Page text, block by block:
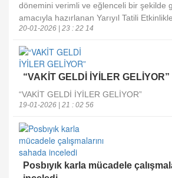
dönemini verimli ve eğlenceli bir şekilde
amacıyla hazırlanan Yarıyıl Tatili
20-01-2026 | 23 : 22 14
“VAKİT GELDİ İYİLER GELİYOR”
“VAKİT GELDİ İYİLER GELİYOR”
19-01-2026 | 21 : 02 56
Posbıyık karla mücadele